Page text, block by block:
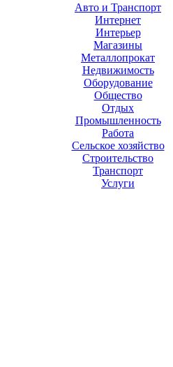
Авто и Транспорт
Интернет
Интерьер
Магазины
Металлопрокат
Недвижимость
Оборудование
Общество
Отдых
Промышленность
Работа
Сельское хозяйство
Строительство
Транспорт
Услуги